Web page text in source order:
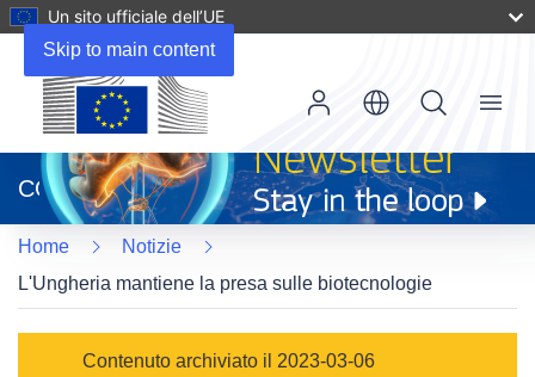
Skip to main content
Un sito ufficiale dell’UE
apre
in
una
nuova
finestra)
CORDIS
Menu
Home
Notizie
L'Ungheria mantiene la presa sulle biotecnologie
Contenuto archiviato il 2023-03-06